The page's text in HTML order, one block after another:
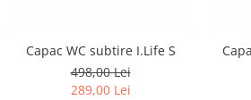
Capac WC subtire I.Life S
498,00 Lei
289,00 Lei